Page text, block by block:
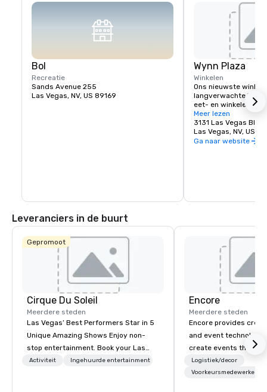
Bol
Recreatie
Sands Avenue 255
Las Vegas, NV, US 89169
Wynn Plaza
Winkelen
Ons nieuwste
langverwachte
eet- en
voor The Wynn zijn
Meer lezen
3131 Las Vegas
Las Vegas, NV, US
Ga naar website
Leveranciers in de buurt
Gepromoot
Cirque Du Soleil
Meerdere steden
Las Vegas’ Best Performers Star in 5
Unique Amazing Shows Enjoy non-
stop entertainment. Book your Las
Vegas show tickets.
Activiteit Ingehuurde entertainment
Encore
Meerdere steden
Encore provides
and event technology
create events that
creates memorable
that engage and
Logistiek/decor
Voorkeursmedewerkers